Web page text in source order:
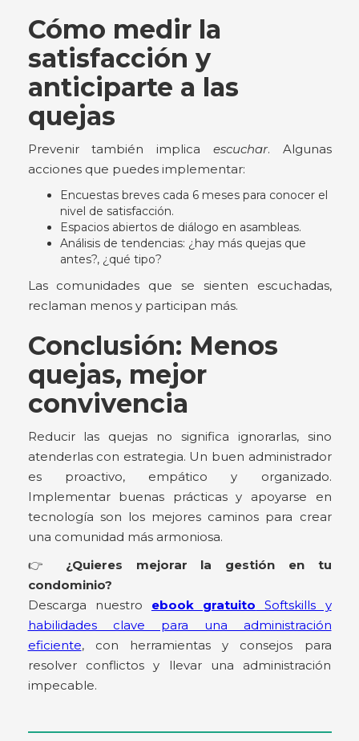
Cómo medir la
satisfacción y
anticiparte a las
quejas
Prevenir también implica escuchar. Algunas
acciones que puedes implementar:
Encuestas breves cada 6 meses para conocer el
nivel de satisfacción.
Espacios abiertos de diálogo en asambleas.
Análisis de tendencias: ¿hay más quejas que
antes?, ¿qué tipo?
Las comunidades que se sienten escuchadas,
reclaman menos y participan más.
Conclusión: Menos
quejas, mejor
convivencia
Reducir las quejas no significa ignorarlas, sino
atenderlas con estrategia. Un buen administrador
es proactivo, empático y organizado.
Implementar buenas prácticas y apoyarse en
tecnología son los mejores caminos para crear
una comunidad más armoniosa.
👉 ¿Quieres mejorar la gestión en tu
condominio?
Descarga nuestro ebook gratuito Softskills y
habilidades clave para una administración
eficiente, con herramientas y consejos para
resolver conflictos y llevar una administración
impecable.